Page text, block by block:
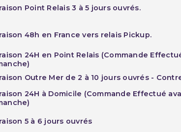
Point Relais 3 à 5 jours ouvrés.
48h en France vers relais Pickup.
24H en Point Relais (Commande
Outre Mer de 2 à 10 jours ouvrés -
24H à Domicile (Commande Effectué
5 à 6 jours ouvrés